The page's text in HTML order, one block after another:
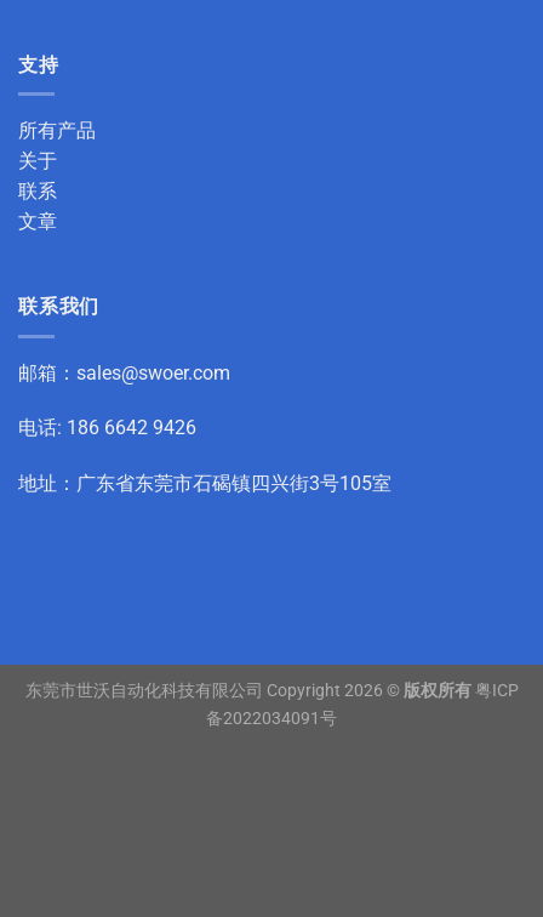
支持
所有产品
关于
联系
文章
联系我们
邮箱：sales@swoer.com
电话: 186 6642 9426
地址：广东省东莞市石碣镇四兴街3号105室
东莞市世沃自动化科技有限公司 Copyright 2026 © 版权所有 粤ICP
备2022034091号